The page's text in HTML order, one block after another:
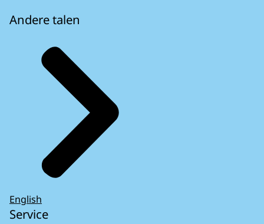
Andere talen
English
Service